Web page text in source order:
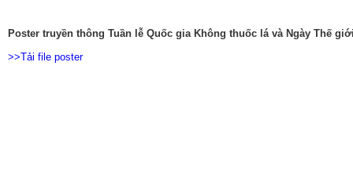
Poster truyền thông Tuần lễ Quốc gia Không thuốc lá và Ngày Thế
>>Tải file poster